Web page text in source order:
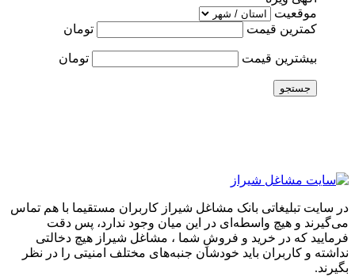
موقعیت
کمترین قیمت
تومان
بیشترین قیمت تومان
جستجو
در سایت تبلیغاتی بانک مشاغل شیراز کاربران مستقیما با هم تماس
می‌گیرند و هیچ واسطه‌ای در این میان وجود ندارد، پس دقت
فرمایید که در خرید و فروشِ شما ، مشاغل شیراز هیچ دخالتی
نداشته و کاربران باید خودشان جنبه‌های مختلف امنیتی را در نظر
بگیرند.